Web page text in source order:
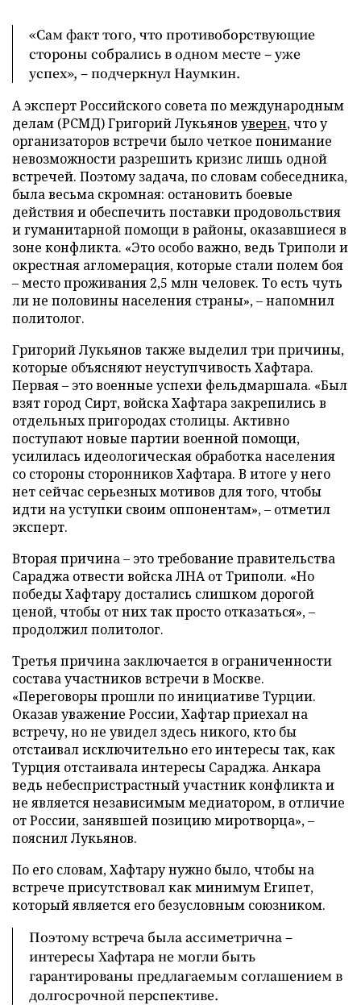
«Сам факт того, что противоборствующие
стороны собрались в одном месте – уже
успех», – подчеркнул Наумкин.
А эксперт Российского совета по международным
делам (РСМД) Григорий Лукьянов уверен, что у
организаторов встречи было четкое понимание
невозможности разрешить кризис лишь одной
встречей. Поэтому задача, по словам собеседника,
была весьма скромная: остановить боевые
действия и обеспечить поставки продовольствия
и гуманитарной помощи в районы, оказавшиеся в
зоне конфликта. «Это особо важно, ведь Триполи и
окрестная агломерация, которые стали полем боя
– место проживания 2,5 млн человек. То есть чуть
ли не половины населения страны», – напомнил
политолог.
Григорий Лукьянов также выделил три причины,
которые объясняют неуступчивость Хафтара.
Первая – это военные успехи фельдмаршала. «Был
взят город Сирт, войска Хафтара закрепились в
отдельных пригородах столицы. Активно
поступают новые партии военной помощи,
усилилась идеологическая обработка населения
со стороны сторонников Хафтара. В итоге у него
нет сейчас серьезных мотивов для того, чтобы
идти на уступки своим оппонентам», – отметил
эксперт.
Вторая причина – это требование правительства
Сараджа отвести войска ЛНА от Триполи. «Но
победы Хафтару достались слишком дорогой
ценой, чтобы от них так просто отказаться», –
продолжил политолог.
Третья причина заключается в ограниченности
состава участников встречи в Москве.
«Переговоры прошли по инициативе Турции.
Оказав уважение России, Хафтар приехал на
встречу, но не увидел здесь никого, кто бы
отстаивал исключительно его интересы так, как
Турция отстаивала интересы Сараджа. Анкара
ведь небеспристрастный участник конфликта и
не является независимым медиатором, в отличие
от России, занявшей позицию миротворца», –
пояснил Лукьянов.
По его словам, Хафтару нужно было, чтобы на
встрече присутствовал как минимум Египет,
который является его безусловным союзником.
Поэтому встреча была ассиметрична –
интересы Хафтара не могли быть
гарантированы предлагаемым соглашением в
долгосрочной перспективе.